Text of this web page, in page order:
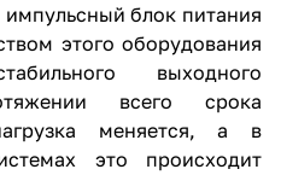
импульсный блок питания
этого оборудования
выходного
всего срока
меняется, а в
это происходит